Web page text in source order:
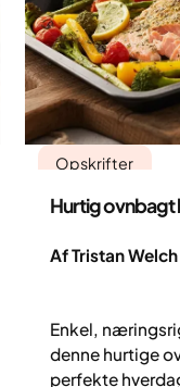
Opskrifter
Hurtig ovnbagt
Af Tristan Welch
Enkel,
denne hurtige
perfekte